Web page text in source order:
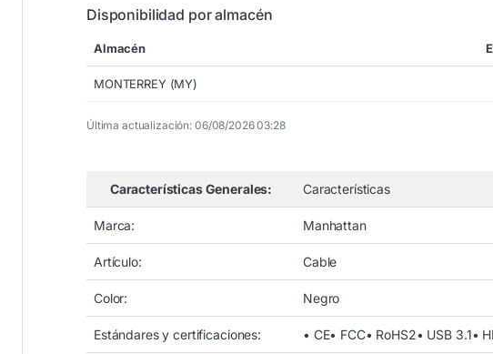
Disponibilidad por almacén
Almacén
MONTERREY (MY)
Última actualización: 06/08/2026 03:28
Características Generales: Características
Marca: Manhattan
Artículo: Cable
Color: Negro
Estándares y certificaciones: • CE• FCC• RoHS2• USB 3.1•